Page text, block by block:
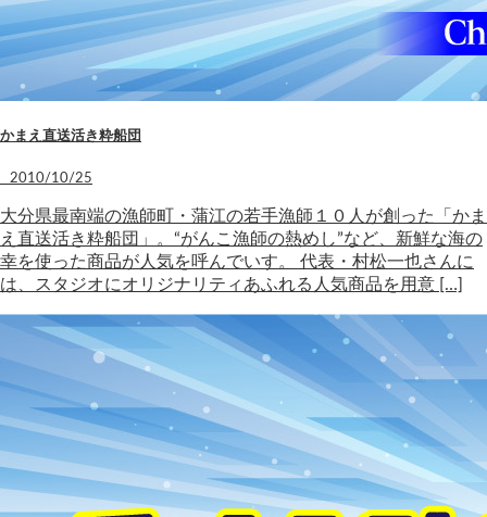
かまえ直送活き粋船団
2010/10/25
大分県最南端の漁師町・蒲江の若手漁師１０人が創った「かま
え直送活き粋船団」。“がんこ漁師の熱めし”など、新鮮な海の
幸を使った商品が人気を呼んでいす。 代表・村松一也さんに
は、スタジオにオリジナリティあふれる人気商品を用意 […]